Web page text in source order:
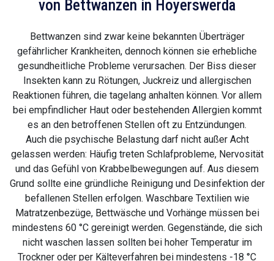
von Bettwanzen in Hoyerswerda
Bettwanzen sind zwar keine bekannten Überträger
gefährlicher Krankheiten, dennoch können sie erhebliche
gesundheitliche Probleme verursachen. Der Biss dieser
Insekten kann zu Rötungen, Juckreiz und allergischen
Reaktionen führen, die tagelang anhalten können. Vor allem
bei empfindlicher Haut oder bestehenden Allergien kommt
es an den betroffenen Stellen oft zu Entzündungen.
Auch die psychische Belastung darf nicht außer Acht
gelassen werden: Häufig treten Schlafprobleme, Nervosität
und das Gefühl von Krabbelbewegungen auf. Aus diesem
Grund sollte eine gründliche Reinigung und Desinfektion der
befallenen Stellen erfolgen. Waschbare Textilien wie
Matratzenbezüge, Bettwäsche und Vorhänge müssen bei
mindestens 60 °C gereinigt werden. Gegenstände, die sich
nicht waschen lassen sollten bei hoher Temperatur im
Trockner oder per Kälteverfahren bei mindestens -18 °C